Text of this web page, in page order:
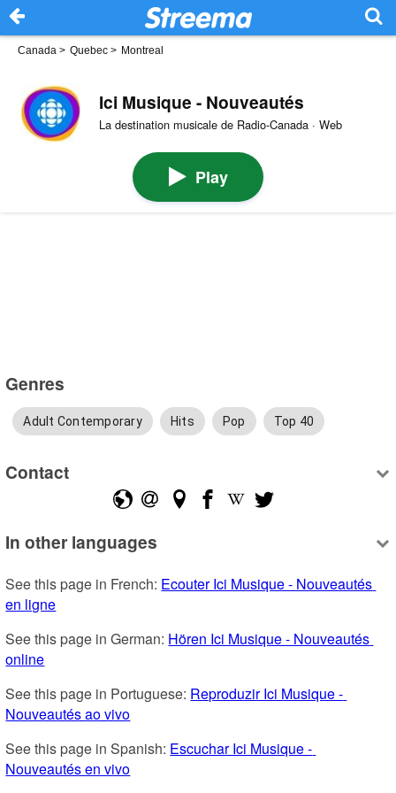
Canada > Quebec > Montreal
Ici Musique - Nouveautés
La destination musicale de Radio-Canada · Web
Play
Genres
Adult Contemporary Hits Pop Top 40
Contact
In other languages
See this page in French: Ecouter Ici Musique - Nouveautés
en ligne
See this page in German: Hören Ici Musique - Nouveautés
online
See this page in Portuguese: Reproduzir Ici Musique -
Nouveautés ao vivo
See this page in Spanish: Escuchar Ici Musique -
Nouveautés en vivo